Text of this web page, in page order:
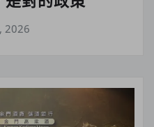
2026